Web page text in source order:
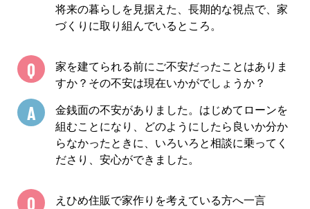
将来の暮らしを見据えた、長期的な視点で、家
づくりに取り組んでいるところ。
Q
家を建てられる前にご不安だったことはありま
すか？その不安は現在いかがでしょうか？
A
金銭面の不安がありました。はじめてローンを
組むことになり、どのようにしたら良いか分か
らなかったときに、いろいろと相談に乗ってく
ださり、安心ができました。
Q えひめ住販で家作りを考えている方へ一言